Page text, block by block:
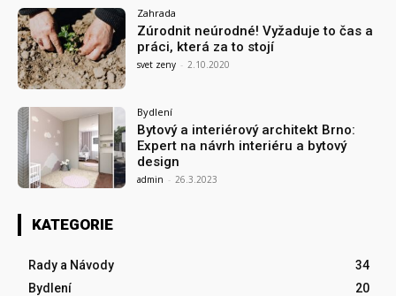
Zahrada
Zúrodnit neúrodné! Vyžaduje to čas a
práci, která za to stojí
svet zeny - 2.10.2020
Bydlení
Bytový a interiérový architekt Brno:
Expert na návrh interiéru a bytový
design
admin - 26.3.2023
KATEGORIE
Rady a Návody
34
Bydlení
20